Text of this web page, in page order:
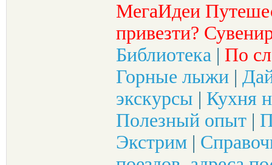
МегаИдеи
привезти?
Библиотека | По
Горные лыжи |
экскурсы | Кухня
Полезный опыт |
Экстрим |